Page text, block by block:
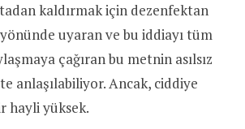
kaldırmak için dezenfektan
uyaran ve bu iddiayı tüm
çağıran bu metnin asılsız
anlaşılabiliyor. Ancak, ciddiye
hayli yüksek.